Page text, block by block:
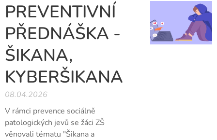
PREVENTIVNÍ
PŘEDNÁŠKA -
ŠIKANA,
KYBERŠIKANA
08.04.2026
V rámci prevence sociálně
patologických jevů se žáci ZŠ
věnovali tématu "Šikana a